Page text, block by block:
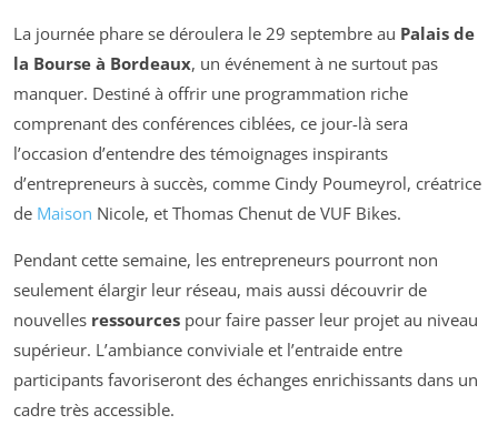
La journée phare se déroulera le 29 septembre au Palais de
la Bourse à Bordeaux, un événement à ne surtout pas
manquer. Destiné à offrir une programmation riche
comprenant des conférences ciblées, ce jour-là sera
l’occasion d’entendre des témoignages inspirants
d’entrepreneurs à succès, comme Cindy Poumeyrol, créatrice
de Maison Nicole, et Thomas Chenut de VUF Bikes.
Pendant cette semaine, les entrepreneurs pourront non
seulement élargir leur réseau, mais aussi découvrir de
nouvelles ressources pour faire passer leur projet au niveau
supérieur. L’ambiance conviviale et l’entraide entre
participants favoriseront des échanges enrichissants dans un
cadre très accessible.